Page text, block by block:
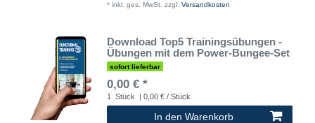
* inkl. ges. MwSt. zzgl. Versandkosten
Download Top5 Trainingsübungen -
Übungen mit dem Power-Bungee-Set
sofort lieferbar
0,00 € *
1 Stück | 0,00 € / Stück
In den Warenkorb